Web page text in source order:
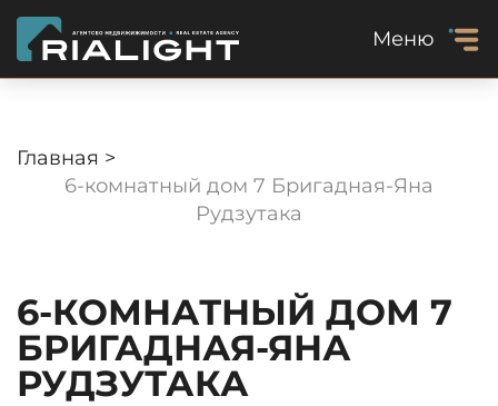
Меню
Главная >
6-комнатный дом 7 Бригадная-Яна
Рудзутака
6-КОМНАТНЫЙ ДОМ 7
БРИГАДНАЯ-ЯНА
РУДЗУТАКА